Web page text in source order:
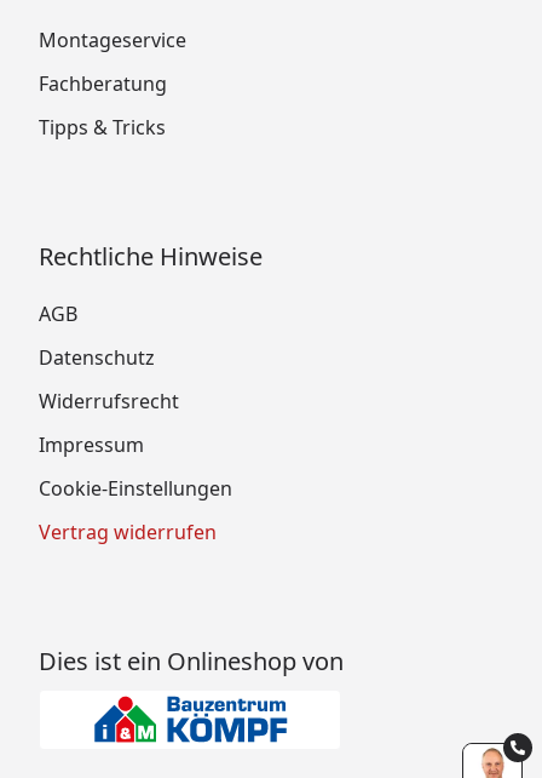
Montageservice
Fachberatung
Tipps & Tricks
Rechtliche Hinweise
AGB
Datenschutz
Widerrufsrecht
Impressum
Cookie-Einstellungen
Vertrag widerrufen
Dies ist ein Onlineshop von